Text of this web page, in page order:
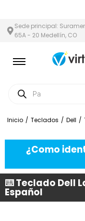
Sede principal:
65A - 20 Medellín, CO
Inicio / Teclados / Dell /
¿Como
⌨️ Teclado Dell
Español